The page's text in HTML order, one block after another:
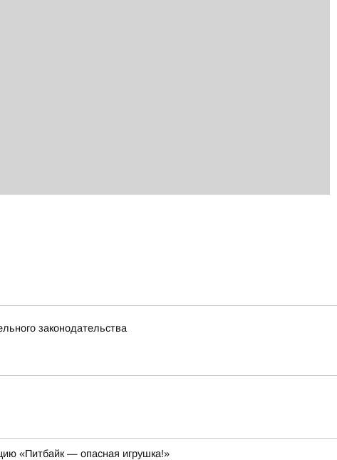
законодательства
«Питбайк — опасная игрушка!»